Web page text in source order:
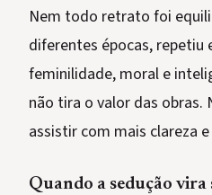
Nem todo retrato foi
diferentes épocas,
feminilidade, moral e
não tira o valor das obras.
assistir com mais clareza
Quando a sedução